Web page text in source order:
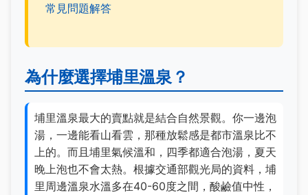
常見問題解答
為什麼選擇埔里溫泉？
埔里溫泉最大的賣點就是結合自然景觀。你一邊泡
湯，一邊能看山看雲，那種放鬆感是都市溫泉比不
上的。而且埔里氣候溫和，四季都適合泡湯，夏天
晚上泡也不會太熱。根據交通部觀光局的資料，埔
里周邊溫泉水溫多在40-60度之間，酸鹼值中性，